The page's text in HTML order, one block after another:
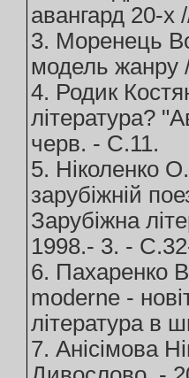
авангард 20-х
3. Моренець
модель жанру
4. Родик
література?
черв. - С.11.
5. Ніколенко
зарубіжній
Зарубіжна
1998.- 3. -
6. Пахаренко
moderne -
література в
7. Анісімова